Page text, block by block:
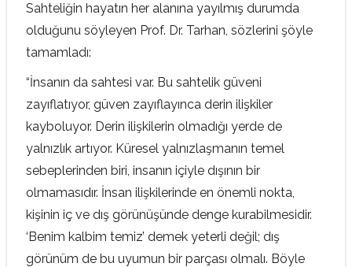
Sahteliğin hayatın her alanına yayılmış durumda
olduğunu söyleyen Prof. Dr. Tarhan, sözlerini şöyle
tamamladı:
“İnsanın da sahtesi var. Bu sahtelik güveni
zayıflatıyor, güven zayıflayınca derin ilişkiler
kayboluyor. Derin ilişkilerin olmadığı yerde de
yalnızlık artıyor. Küresel yalnızlaşmanın temel
sebeplerinden biri, insanın içiyle dışının bir
olmamasıdır. İnsan ilişkilerinde en önemli nokta,
kişinin iç ve dış görünüşünde denge kurabilmesidir.
‘Benim kalbim temiz’ demek yeterli değil; dış
görünüm de bu uyumun bir parçası olmalı. Böyle